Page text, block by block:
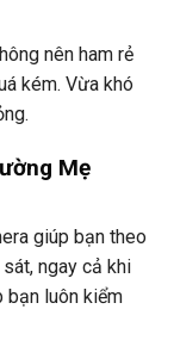
nên ham rẻ
kém. Vừa khó
Mẹ
giúp bạn theo
ngay cả khi
bạn luôn kiểm